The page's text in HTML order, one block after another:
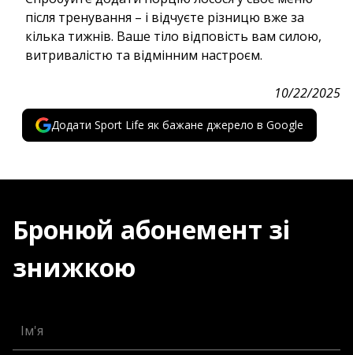
після тренування – і відчуєте різницю вже за
кілька тижнів. Ваше тіло відповість вам силою,
витривалістю та відмінним настроєм.
10/22/2025
Додати Sport Life як бажане джерело в Google
Бронюй абонемент зі
знижкою
Ім'я